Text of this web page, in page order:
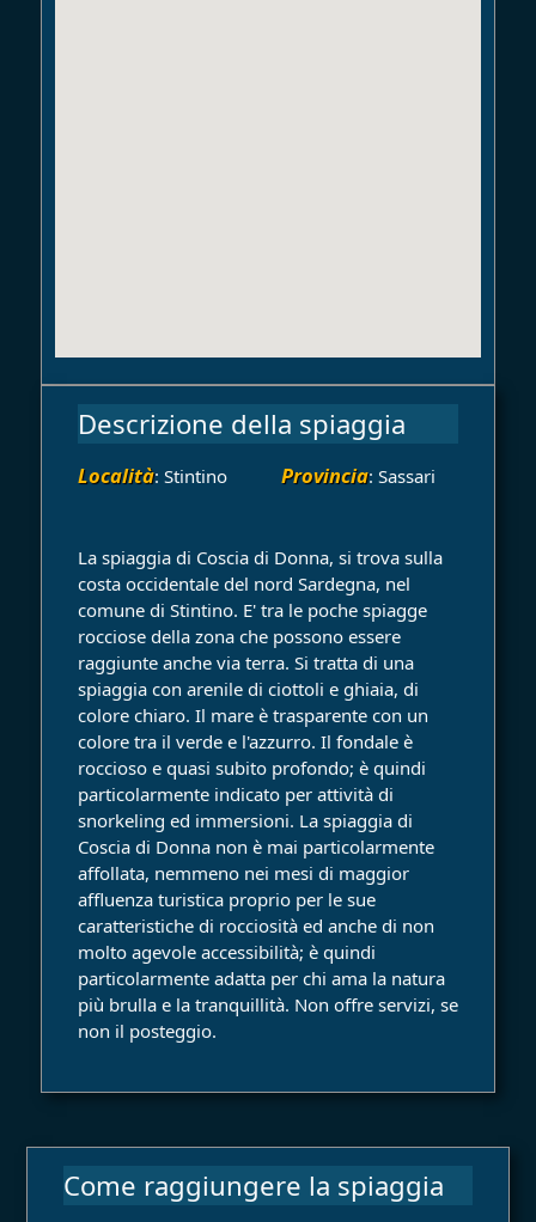
Descrizione della spiaggia
Località: Stintino Provincia: Sassari
La spiaggia di Coscia di Donna, si trova sulla
costa occidentale del nord Sardegna, nel
comune di Stintino. E' tra le poche spiagge
rocciose della zona che possono essere
raggiunte anche via terra. Si tratta di una
spiaggia con arenile di ciottoli e ghiaia, di
colore chiaro. Il mare è trasparente con un
colore tra il verde e l'azzurro. Il fondale è
roccioso e quasi subito profondo; è quindi
particolarmente indicato per attività di
snorkeling ed immersioni. La spiaggia di
Coscia di Donna non è mai particolarmente
affollata, nemmeno nei mesi di maggior
affluenza turistica proprio per le sue
caratteristiche di rocciosità ed anche di non
molto agevole accessibilità; è quindi
particolarmente adatta per chi ama la natura
più brulla e la tranquillità. Non offre servizi, se
non il posteggio.
Come raggiungere la spiaggia